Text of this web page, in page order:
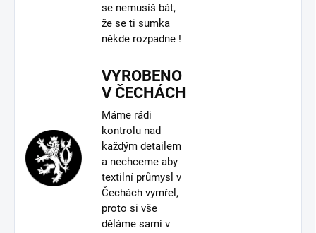
se nemusíš bát,
že se ti sumka
někde rozpadne !
VYROBENO
V ČECHÁCH
Máme rádi
kontrolu nad
každým detailem
a nechceme aby
textilní průmysl v
Čechách vymřel,
proto si vše
děláme sami v